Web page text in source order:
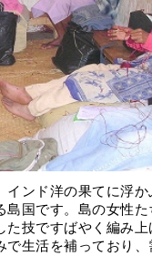
インド洋の果てに浮
島国です。島の女性
た技ですばやく編み
で生活を補っており